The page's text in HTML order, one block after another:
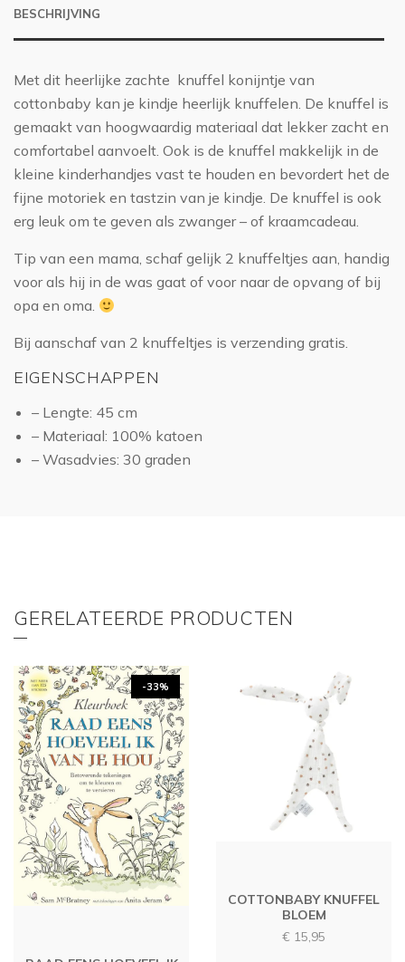
BESCHRIJVING
Met dit heerlijke zachte knuffel konijntje van
cottonbaby kan je kindje heerlijk knuffelen. De knuffel is
gemaakt van hoogwaardig materiaal dat lekker zacht en
comfortabel aanvoelt. Ook is de knuffel makkelijk in de
kleine kinderhandjes vast te houden en bevordert het de
fijne motoriek en tastzin van je kindje. De knuffel is ook
erg leuk om te geven als zwanger – of kraamcadeau.
Tip van een mama, schaf gelijk 2 knuffeltjes aan, handig
voor als hij in de was gaat of voor naar de opvang of bij
opa en oma.
Bij aanschaf van 2 knuffeltjes is verzending gratis.
EIGENSCHAPPEN
– Lengte: 45 cm
– Materiaal: 100% katoen
– Wasadvies: 30 graden
GERELATEERDE PRODUCTEN
-33%
COTTONBABY KNUFFEL
BLOEM
€ 15,95